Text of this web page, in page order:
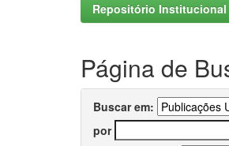
Repositório Institucional
Página de
Buscar em:
por